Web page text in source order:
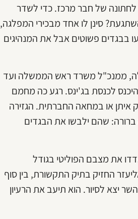
של חבר מרכז. כדי לשדר
סינן לו אחד מבכירי המפלגה,
בבגדים פשוטים אבל את המנהיגים
כולה, ממנכ"ל משרד ראש הממשלה ועד
לכנסת בג'ינס. רגע כה מחמם
איתן או במחאה החברתית. הגזירה
שהם ילבשו את הבגדים
את מצבם הפוליטי בגודל
החזיק בתיק התקשורת, בין סוף
יצא לסיור. הוא תיעב את הרעיון